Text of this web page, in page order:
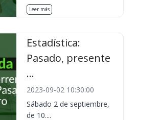
Leer más
Estadística:
Pasado, presente
...
2023-09-02 10:30:00
Sábado 2 de septiembre,
de 10....